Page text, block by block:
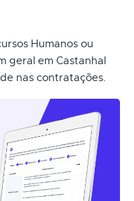
Humanos ou
geral em Castanhal
nas contratações.